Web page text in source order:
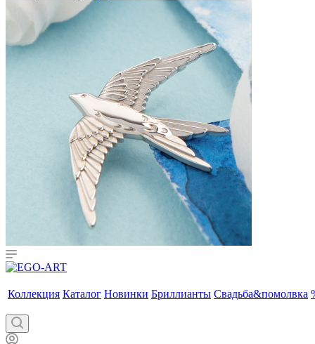
Коллекция Каталог Новинки Бриллианты Свадьба&помолвка